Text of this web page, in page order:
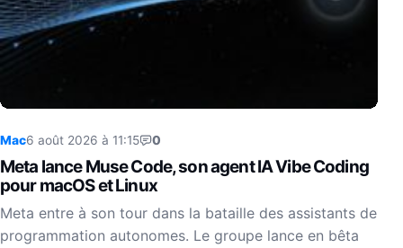
Mac6 août 2026 à 11:15 0
Meta lance Muse Code, son agent IA Vibe Coding
pour macOS et Linux
Meta entre à son tour dans la bataille des assistants de
programmation autonomes. Le groupe lance en bêta